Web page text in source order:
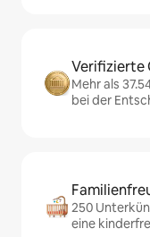
Verifizierte
Mehr als
bei der
250
eine